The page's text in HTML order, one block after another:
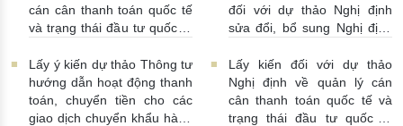
giám sát hoạt động QTDND
và tổ chức TCVM
cán cân thanh toán quốc tế
và trạng thái đầu tư quốc tế
10:00:00
đối với dự thảo Nghị định
sửa đổi, bổ sung Nghị định
30/07/2026 | 09:09:00
Lấy ý kiến dự thảo Thông tư
hướng dẫn hoạt động thanh
toán, chuyển tiền cho các
giao dịch chuyển khẩu hàng
Lấy kiến đối với dự thảo
Nghị định về quản lý cán
cân thanh toán quốc tế và
trạng thái đầu tư quốc tế